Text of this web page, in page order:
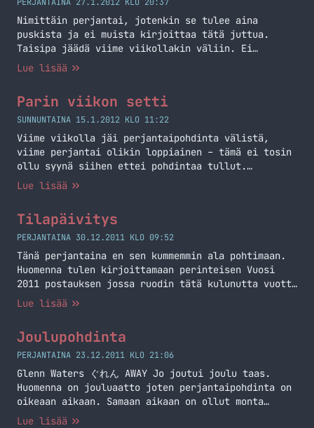
teemaakin, huomaatte varmaan pieniä muutoksia.
Tai… Jatka lukemista Kahvin tuoksuinen perjantai
Nimittäin perjantai, jotenkin se tulee aina
puskista ja ei muista kirjoittaa tätä juttua.
Taisipa jäädä viime viikollakin väliin. Ei
helkutti tuleekohan tästä tapa? Pitääpä alkaa
Ostakaa makkaraa… ei sentään. Ostakaa minulta
iPhone 3G pois kuleksimasta. Myyn sitä
Huuto.netissä ja pääset huutamaan tämän puhelimen…
Jatka lukemista Aina se tulee niin pirun nopeaan!
Lue lisää
Parin viikon setti
SUNNUNTAINA 15.1.2012 KLO 11:22
Viime viikolla jäi perjantaipohdinta välistä,
viime perjantai olikin loppiainen – tämä ei tosin
ollu syynä siihen ettei pohdintaa tullut.
Osittainen syy viime perjantain pohdinnan
kirjoittaminen unohtui silloin. Olen tässä
tuunaillut myös englanninkielisen bloginkin – sain
samalla Kaartinen.me domainin käyttöön ja
testattua ssl-sertifikaattia sekä… Jatka lukemista
Parin viikon setti
Lue lisää
Tilapäivitys
PERJANTAINA 30.12.2011 KLO 09:52
Tänä perjantaina en sen kummemmin ala pohtimaan.
Huomenna tulen kirjoittamaan perinteisen Vuosi
2011 postauksen jossa ruodin tätä kulunutta vuotta
blogin kannalta ja oman elämäni kannalta. Hieman
Lue lisää
Joulupohdinta
PERJANTAINA 23.12.2011 KLO 21:06
Glenn Waters ぐれん AWAY Jo joutui joulu taas.
Huomenna on jouluaatto joten perjantaipohdinta on
oikeaan aikaan. Samaan aikaan on ollut monta
muutakin jouluista settiä menossa kuin itse joulu.
Lue lisää